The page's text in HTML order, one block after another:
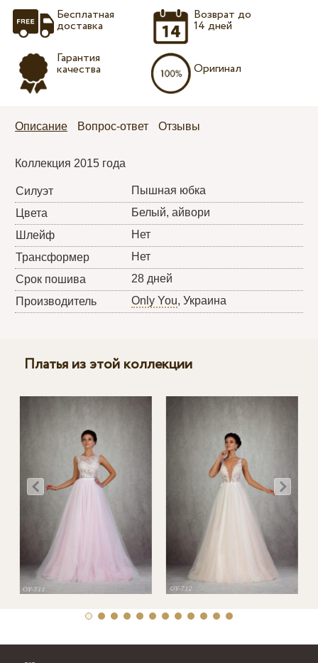
Бесплатная
доставка
Гарантия
качества
Возврат до
14 дней
Оригинал
Описание Вопрос-ответ Отзывы
Коллекция 2015 года
Силуэт
Пышная юбка
Цвета
Белый, айвори
Шлейф
Нет
Трансформер
Нет
Срок пошива
28 дней
Производитель
Only You, Украина
Платья из этой коллекции